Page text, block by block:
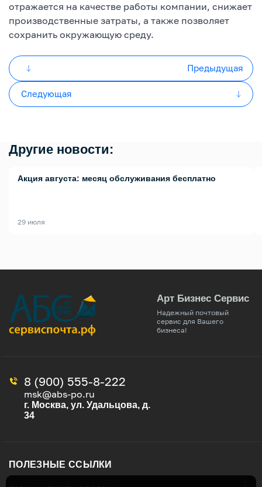
отражается на качестве работы компании, снижает
производственные затраты, а также позволяет
сохранить окружающую среду.
Предыдущая
Следующая
Другие новости:
Акция августа: месяц обслуживания бесплатно
29 июля
Арт Бизнес Сервис
Надежный почтовый
сервис для Вашего
бизнеса!
ПОЛЕЗНЫЕ ССЫЛКИ
8 (900) 555-8-222
msk@abs-po.ru
г. Москва, ул. Удальцова, д.
34